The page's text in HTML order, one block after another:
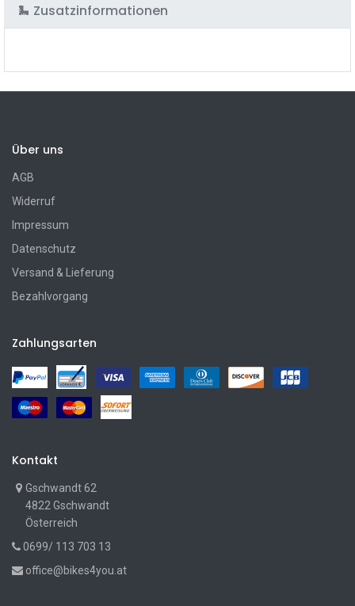
Zusatzinformationen
Über uns
AGB
Widerruf
Impressum
Datenschutz
Versand & Lieferung
Bezahlvorgang
Zahlungsarten
Kontakt
Gschwandt 62
4822 Gschwandt
Österreich
0699/ 113 703 13
office@bikes4you.at